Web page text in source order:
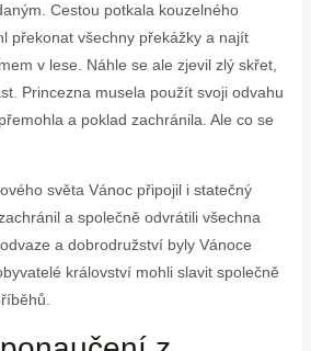
​Cestou potkala kouzelného
překonat všechny překážky⁣ a najít
v lese. Náhle se ale ‍zjevil zlý skřet,
Princezna musela použít⁢ svoji odvahu
a poklad⁣ zachránila. Ale co se
světa Vánoc připojil i statečný
a ⁢společně odvrátili všechna
a dobrodružství byly Vánoce
království ​mohli ​slavit společně⁣